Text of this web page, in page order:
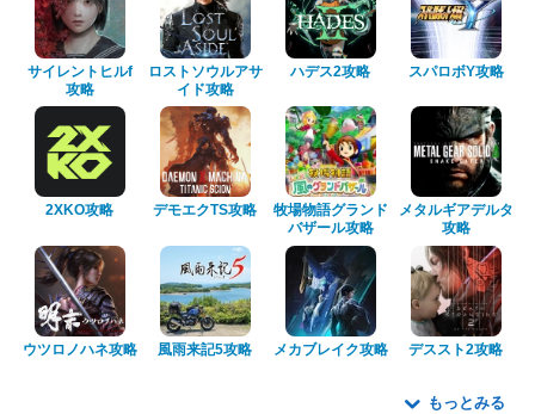
サイレントヒルf
攻略
ロストソウルアサ
イド攻略
ハデス2攻略 スパロボY攻略
2XKO攻略 デモエクTS攻略
牧場物語グランド
バザール攻略
メタルギアデルタ
攻略
ウツロノハネ攻略 風雨来記5攻略 メカブレイク攻略 デススト2攻略
もっとみる